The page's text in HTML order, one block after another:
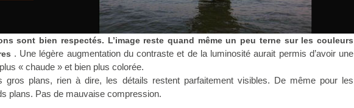
sont bien respectés. L’image reste quand même un peu terne sur les couleurs
. Une légère augmentation du contraste et de la luminosité aurait permis d’avoir une
« chaude » et bien plus colorée.
gros plans, rien à dire, les détails restent parfaitement visibles. De même pour les
plans. Pas de mauvaise compression.